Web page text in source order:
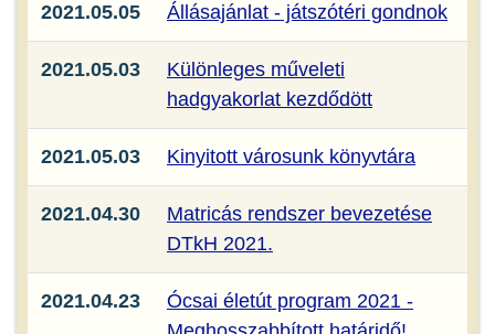
2021.05.05 Állásajánlat - játszótéri gondnok
2021.05.03
Különleges műveleti
hadgyakorlat kezdődött
2021.05.03 Kinyitott városunk könyvtára
2021.04.30
Matricás rendszer bevezetése
DTkH 2021.
2021.04.23
Ócsai életút program 2021 -